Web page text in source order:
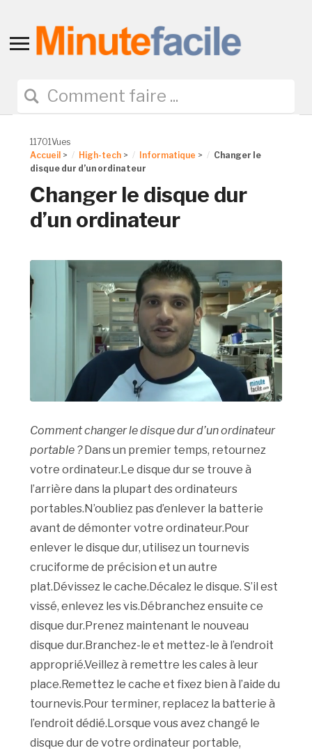
Toggle
navigation
11701Vues
Accueil > High-tech > Informatique >
Changer le
disque dur d’un ordinateur
Changer le disque dur
d’un ordinateur
Comment changer le disque dur d’un ordinateur
portable ?Dans un premier temps, retournez
votre ordinateur.Le disque dur se trouve à
l’arrière dans la plupart des ordinateurs
portables.N’oubliez pas d’enlever la batterie
avant de démonter votre ordinateur.Pour
enlever le disque dur, utilisez un tournevis
cruciforme de précision et un autre
plat.Dévissez le cache.Décalez le disque. S’il est
vissé, enlevez les vis.Débranchez ensuite ce
disque dur.Prenez maintenant le nouveau
disque dur.Branchez-le et mettez-le à l’endroit
approprié.Veillez à remettre les cales à leur
place.Remettez le cache et fixez bien à l’aide du
tournevis.Pour terminer, replacez la batterie à
l’endroit dédié.Lorsque vous avez changé le
disque dur de votre ordinateur portable,